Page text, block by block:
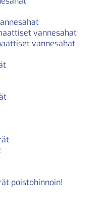
vannesahat
vannesahat
poistohinnoin!